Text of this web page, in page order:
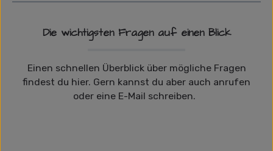
Die wichtigsten Fragen auf einen Blick
Einen schnellen Überblick über mögliche Fragen
findest du hier. Gern kannst du aber auch anrufen
oder eine E-Mail schreiben.